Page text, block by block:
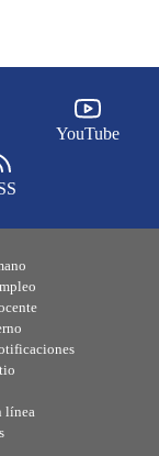
YouTube
línea